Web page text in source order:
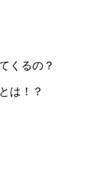
くるの？
は！？